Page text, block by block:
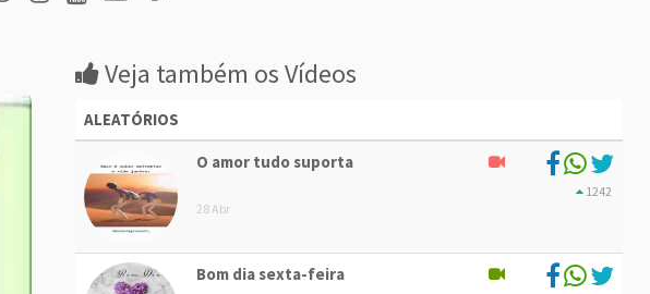
Veja também os Vídeos
ALEATÓRIOS
O amor tudo suporta
28 Abr
1242
Bom dia sexta-feira